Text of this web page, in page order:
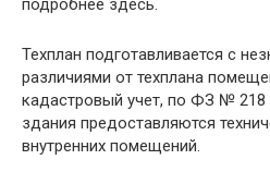
подробнее здесь.
Техплан подготавливается с
различиями от техплана
кадастровый учет, по ФЗ № 218
здания предоставляются
внутренних помещений.